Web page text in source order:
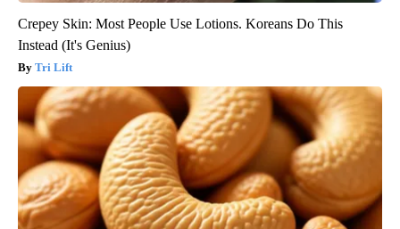
Crepey Skin: Most People Use Lotions. Koreans Do This
Instead (It's Genius)
Tri Lift